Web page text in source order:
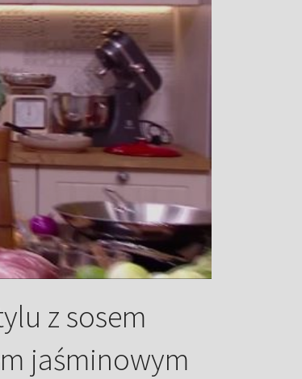
z sosem
jaśminowym